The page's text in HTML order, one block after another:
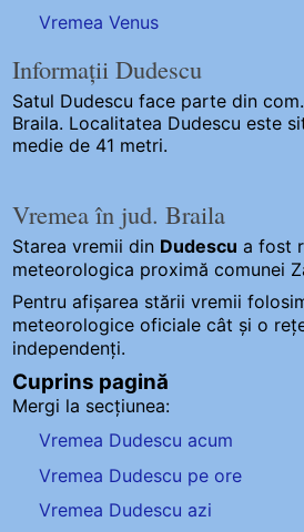
Vremea Venus
Informații Dudescu
Satul Dudescu face parte din
Braila. Localitatea Dudescu este
medie de 41 metri.
Vremea în jud. Braila
Starea vremii din Dudescu a fost
meteorologica proximă comunei
Pentru afișarea stării vremii
meteorologice oficiale cât și o
independenți.
Cuprins pagină
Mergi la secțiunea:
Vremea Dudescu acum
Vremea Dudescu pe ore
Vremea Dudescu azi